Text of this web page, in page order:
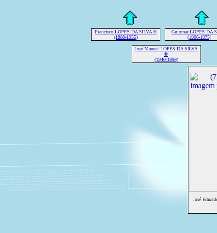
Francisco LOPES DA SILVA ®
(1888-1955)
Guiomar LOPES DA
(1906-1975)
José Manuel LOPES DA SILVA
®
(1940-1996)
José